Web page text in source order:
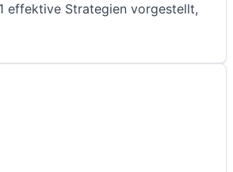
effektive Strategien vorgestellt,